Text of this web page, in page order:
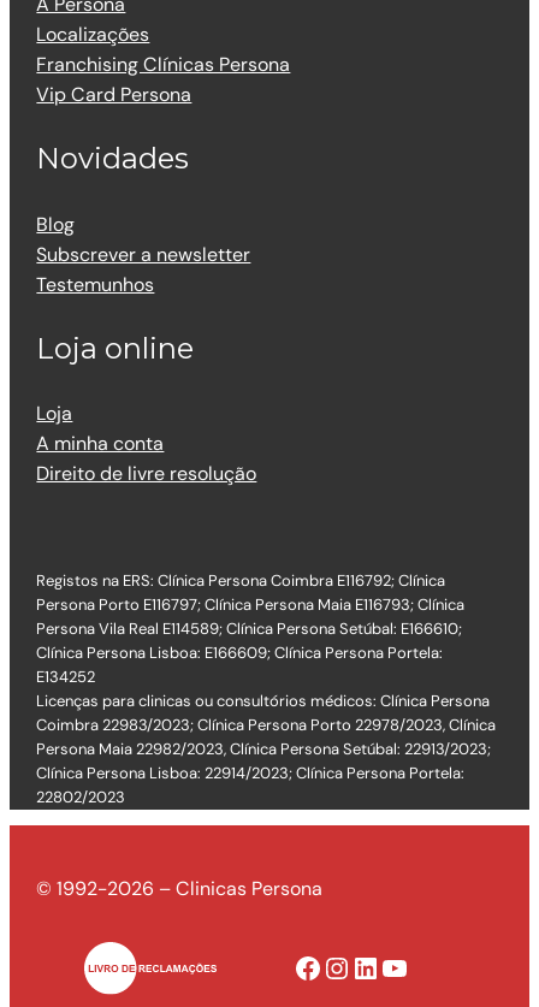
Localizações
Franchising Clínicas Persona
Vip Card Persona
Novidades
Blog
Subscrever a newsletter
Testemunhos
Loja online
Loja
A minha conta
Direito de livre resolução
Registos na ERS: Clínica Persona Coimbra E116792; Clínica
Persona Porto E116797; Clínica Persona Maia E116793; Clínica
Persona Vila Real E114589; Clínica Persona Setúbal: E166610;
Clínica Persona Lisboa: E166609; Clínica Persona Portela:
E134252
Licenças para clinicas ou consultórios médicos: Clínica Persona
Coimbra 22983/2023; Clínica Persona Porto 22978/2023, Clínica
Persona Maia 22982/2023, Clínica Persona Setúbal: 22913/2023;
Clínica Persona Lisboa: 22914/2023; Clínica Persona Portela:
22802/2023
© 1992-2026 – Clinicas Persona
Facebook Instagram LinkedIn YouTube